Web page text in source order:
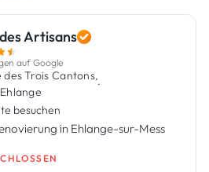
Artisans
auf Google
des Trois Cantons,
·
besuchen
in Ehlange-sur-Mess